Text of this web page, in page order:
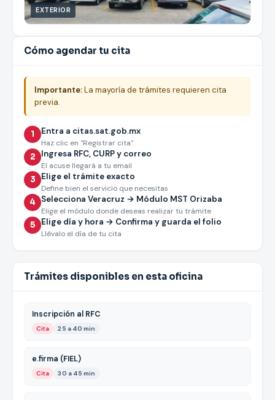
EXTERIOR
Cómo agendar tu cita
Importante:La mayoría de trámites requieren cita
previa.
1 Entra a citas.sat.gob.mx
Haz clic en "Registrar cita"
2 Ingresa RFC, CURP y correo
El acuse llegará a tu email
3 Elige el trámite exacto
Define bien el servicio que necesitas
4 Selecciona Veracruz → Módulo MST Orizaba
Elige el módulo donde deseas realizar tu trámite
5 Elige día y hora → Confirma y guarda el folio
Llévalo el día de tu cita
Trámites disponibles en esta oficina
Inscripción al RFC
Cita 25 a 40 min
e.firma (FIEL)
Cita 30 a 45 min